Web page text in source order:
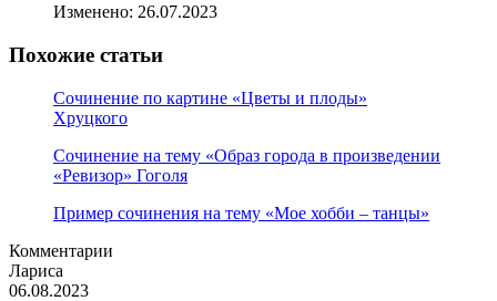
Изменено: 26.07.2023
Похожие статьи
Сочинение по картине «Цветы и плоды»
Хруцкого
Сочинение на тему «Образ города в произведении
«Ревизор» Гоголя
Пример сочинения на тему «Мое хобби – танцы»
Комментарии
Лариса
06.08.2023